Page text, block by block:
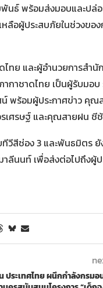
นธ์ พร้อมส่งมอบและปล่
หลือผู้ประสบภัยในช่วงข
ทย และผู้อำนวยการสำนั
ากาชาดไทย เป็นผู้รับมอ
พร้อมผู้ประกาศข่าว คุณ
รษฐ์ และคุณสายฝน ชีช้
ทีวีสีช่อง 3 และพันธมิตร
าลีนนท์ เพื่อส่งต่อไปถึงผู้
ประเทศไทย ผนึกกำลังกรมอ